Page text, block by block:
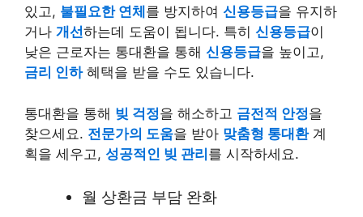
있고, 불필요한 연체 를 방지하여 신용등급을 유지하
거나 개선하는데 도움이 됩니다. 특히 신용등급이
낮은 근로자는 통대환을 통해 신용등급을 높이고,
금리 인하혜택을 받을 수도 있습니다.
통대환을 통해 빚 걱정을 해소하고 금전적 안정을
찾으세요. 전문가의 도움을 받아 맞춤형 통대환계
획을 세우고, 성공적인 빚 관리를 시작하세요.
월 상환금 부담 완화